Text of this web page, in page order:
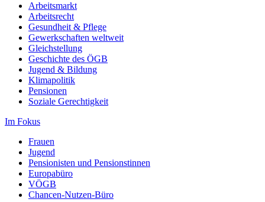
Arbeitsmarkt
Arbeitsrecht
Gesundheit & Pflege
Gewerkschaften weltweit
Gleichstellung
Geschichte des ÖGB
Jugend & Bildung
Klimapolitik
Pensionen
Soziale Gerechtigkeit
Im Fokus
Frauen
Jugend
Pensionisten und Pensionstinnen
Europabüro
VÖGB
Chancen-Nutzen-Büro